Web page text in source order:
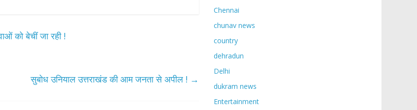
को बेचीं जा रही !
सुबोध उनियाल उत्तराखंड की आम जनता से अपील ! →
Chennai
chunav news
country
dehradun
Delhi
dukram news
Entertainment